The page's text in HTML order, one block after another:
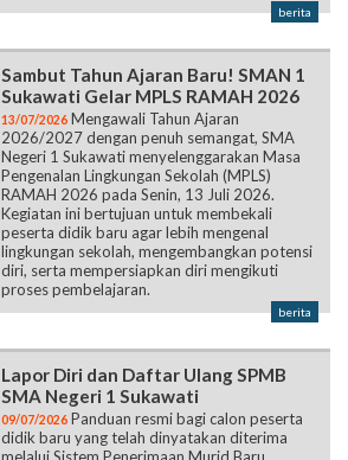
berita
Sambut Tahun Ajaran Baru! SMAN 1
Sukawati Gelar MPLS RAMAH 2026
13/07/2026 Mengawali Tahun Ajaran
2026/2027 dengan penuh semangat, SMA
Negeri 1 Sukawati menyelenggarakan Masa
Pengenalan Lingkungan Sekolah (MPLS)
RAMAH 2026 pada Senin, 13 Juli 2026.
Kegiatan ini bertujuan untuk membekali
peserta didik baru agar lebih mengenal
lingkungan sekolah, mengembangkan potensi
diri, serta mempersiapkan diri mengikuti
proses pembelajaran.
berita
Lapor Diri dan Daftar Ulang SPMB
SMA Negeri 1 Sukawati
09/07/2026 Panduan resmi bagi calon peserta
didik baru yang telah dinyatakan diterima